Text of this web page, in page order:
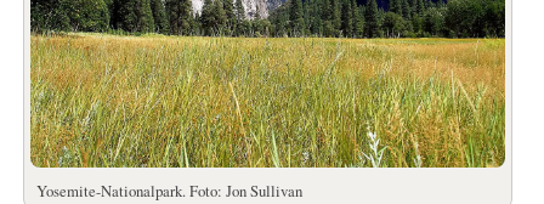
Yosemite-Nationalpark. Foto: Jon Sullivan